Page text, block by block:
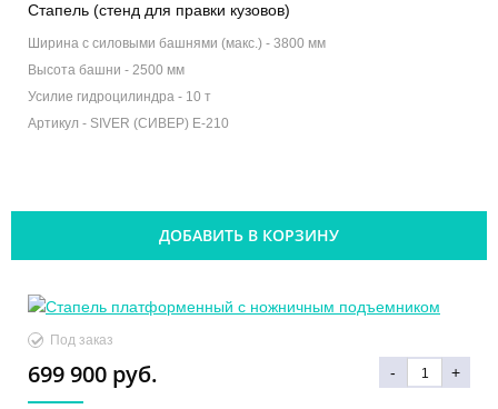
Стапель (стенд для правки кузовов)
Ширина с силовыми башнями (макс.) - 3800 мм
Высота башни - 2500 мм
Усилие гидроцилиндра - 10 т
Артикул - SIVER (СИВЕР) E-210
ДОБАВИТЬ В КОРЗИНУ
Под заказ
699 900 руб. - +